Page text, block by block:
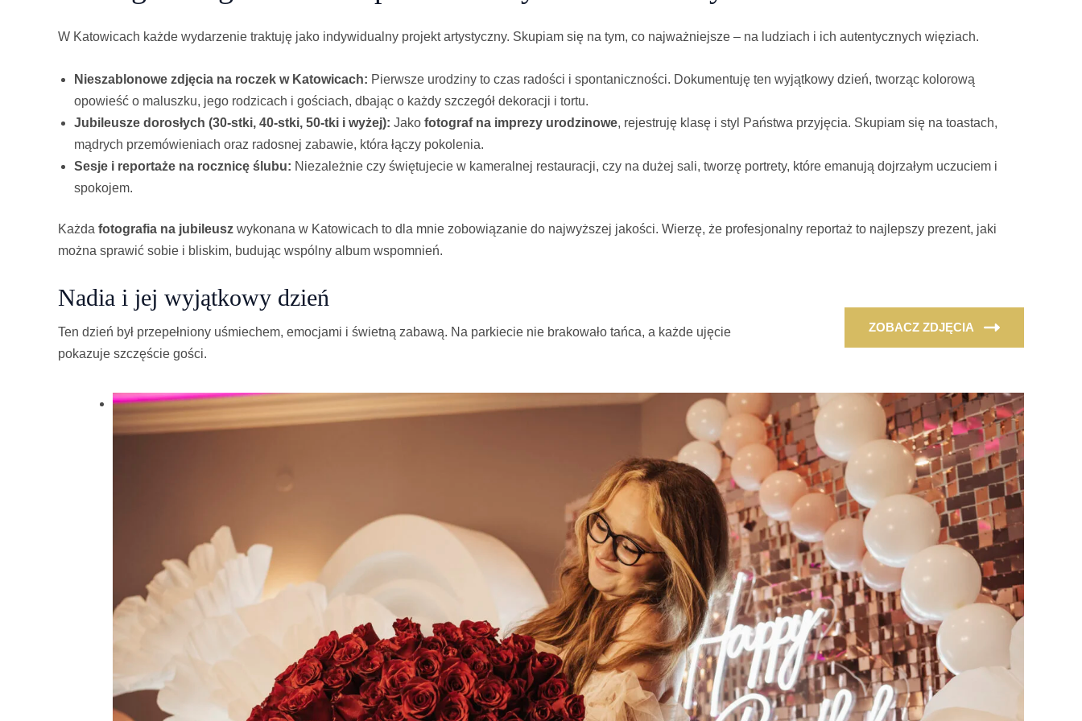
W Katowicach każde wydarzenie traktuję jako indywidualny projekt artystyczny. Skupiam się na tym, co najważniejsze – na ludziach i ich autentycznych więziach.
Nieszablonowe zdjęcia na roczek w Katowicach: Pierwsze urodziny to czas radości i spontaniczności. Dokumentuję ten wyjątkowy dzień, tworząc kolorową
opowieść o maluszku, jego rodzicach i gościach, dbając o każdy szczegół dekoracji i tortu.
Jubileusze dorosłych (30-stki, 40-stki, 50-tki i wyżej): Jako fotograf na imprezy urodzinowe, rejestruję klasę i styl Państwa przyjęcia. Skupiam się na toastach,
mądrych przemówieniach oraz radosnej zabawie, która łączy pokolenia.
Sesje i reportaże na rocznicę ślubu: Niezależnie czy świętujecie w kameralnej restauracji, czy na dużej sali, tworzę portrety, które emanują dojrzałym uczuciem i
spokojem.
Każda fotografia na jubileusz wykonana w Katowicach to dla mnie zobowiązanie do najwyższej jakości. Wierzę, że profesjonalny reportaż to najlepszy prezent, jaki
można sprawić sobie i bliskim, budując wspólny album wspomnień.
Nadia i jej wyjątkowy dzień
Ten dzień był przepełniony uśmiechem, emocjami i świetną zabawą. Na parkiecie nie brakowało tańca, a każde ujęcie
pokazuje szczęście gości.
ZOBACZ ZDJĘCIA